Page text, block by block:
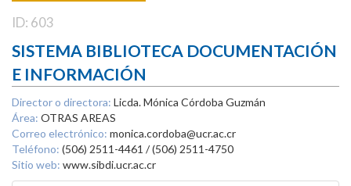
ID: 603
SISTEMA BIBLIOTECA DOCUMENTACIÓN
E INFORMACIÓN
Director o directora: Licda. Mónica Córdoba Guzmán
Área: OTRAS AREAS
Correo electrónico: monica.cordoba@ucr.ac.cr
Teléfono: (506) 2511-4461 / (506) 2511-4750
Sitio web: www.sibdi.ucr.ac.cr